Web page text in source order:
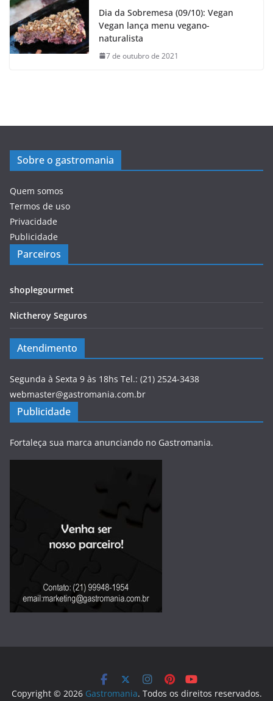
Dia da Sobremesa (09/10): Vegan
Vegan lança menu vegano-
naturalista
7 de outubro de 2021
Sobre o gastromania
Quem somos
Termos de uso
Privacidade
Publicidade
Parceiros
shoplegourmet
Nictheroy Seguros
Atendimento
Segunda à Sexta 9 às 18hs Tel.: (21) 2524-3438
webmaster@gastromania.com.br
Publicidade
Fortaleça sua marca anunciando no Gastromania.
Copyright © 2026 Gastromania. Todos os direitos reservados.